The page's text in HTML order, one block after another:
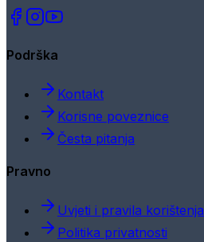
Podrška
Kontakt
Korisne poveznice
Česta pitanja
Pravno
Uvjeti i pravila korištenja
Politika privatnosti